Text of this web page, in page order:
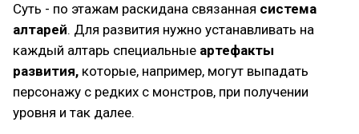
Суть - по этажам раскидана связанная система
алтарей. Для развития нужно устанавливать на
каждый алтарь специальные артефакты
развития, которые, например, могут выпадать
персонажу с редких с монстров, при получении
уровня и так далее.